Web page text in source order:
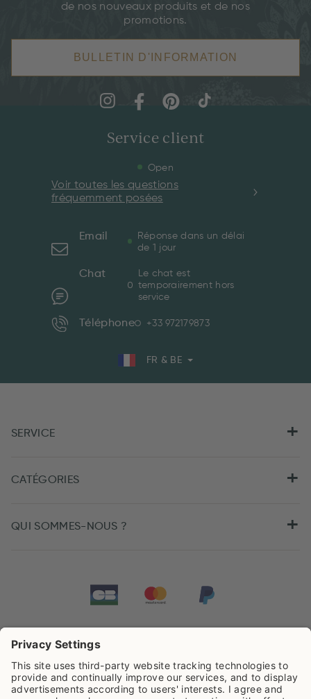
de nos nouveaux produits et de nos
promotions.
BULLETIN D'INFORMATION
Service client
Open
Voir toutes les questions
fréquemment posées
Email
Réponse dans un délai
de 1 jour
Chat
Le chat est
temporairement hors
service
Téléphone +33 972179873
FR & BE
SERVICE
CATÉGORIES
QUI SOMMES-NOUS ?